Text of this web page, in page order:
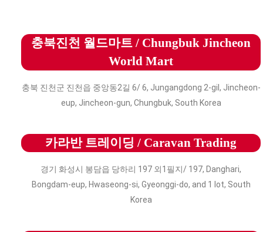
충북진천 월드마트 / Chungbuk Jincheon
World Mart
충북 진천군 진천읍 중앙동2길 6/ 6, Jungangdong 2-gil, Jincheon-
eup, Jincheon-gun, Chungbuk, South Korea
카라반 트레이딩 / Caravan Trading
경기 화성시 봉담읍 당하리 197 외1필지/ 197, Danghari,
Bongdam-eup, Hwaseong-si, Gyeonggi-do, and 1 lot, South
Korea